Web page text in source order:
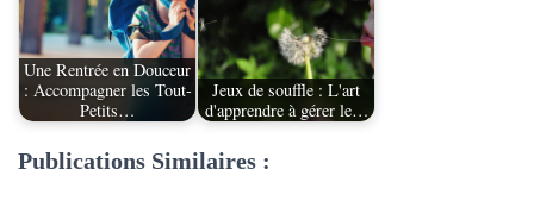
Une Rentrée en Douceur
: Accompagner les Tout-
Petits…
Jeux de souffle : L'art
d'apprendre à gérer le…
Publications Similaires :